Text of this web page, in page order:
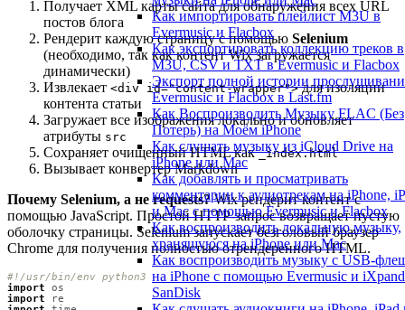
Как импортировать плейлист M3U в
Evermusic и Flacbox
Как экспортировать коллекцию треков в
M3U, CSV и TXT в Evermusic и Flacbox
Экспорт полной истории
Evermusic и Flacbox в Last.fm
Как Воспроизводить Музыку FLAC (Без
Потерь) на Моём iPhone
Как слушать музыку из iCloud Drive на
iPhone или Mac
Как добавлять и просматривать
комментарии к аудиотрекам на iPhone,
и Mac с помощью Evermusic и Flacbox
Как воспроизводить локальную музыку,
хранящуюся на iPhone или Mac
Как воспроизводить музыку с USB-
на iPhone с помощью Evermusic и
SanDisk
Получает XML карты сайта для обнаружения всех URL
постов блога
Рендерит каждую страницу с помощью Selenium
(необходимо, так как контент Wix загружается
динамически)
Извлекает <div id="content-wrapper">для изоляции
контента статьи
Загружает все изображения локально и обновляет
атрибуты src
Сохраняет очищенный HTML как_index.html
Вызывает конвертер Markdown
Почему Selenium, а не requests?Wix рендерит контент с
помощью JavaScript. Простой HTTP-запрос возвращает пустую
оболочку страницы. Selenium запускает безголовый браузер
Chrome для получения полностью отрендеренного HTML.
#!/usr/bin/env python3
import
os
import
re